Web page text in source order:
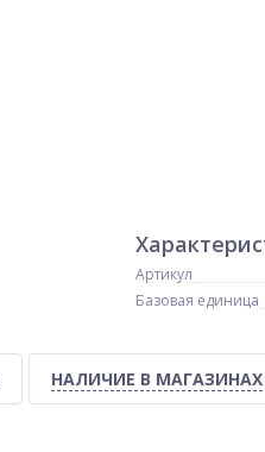
Артикул
Базовая единица
НАЛИЧИЕ В МАГАЗИНАХ